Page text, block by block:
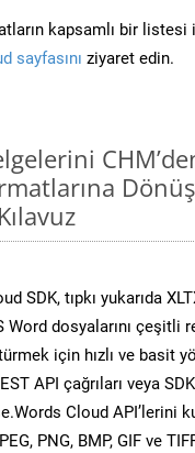
kapsamlı bir listesi
sayfasını ziyaret edin.
SDK, tıpkı yukarıda
Word dosyalarını çeşitli
için hızlı ve basit
API çağrıları veya
Cloud API’lerini
PNG, BMP, GIF ve